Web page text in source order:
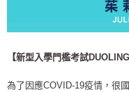
【新型入學門檻考試
為了因應COVID-19疫情，很